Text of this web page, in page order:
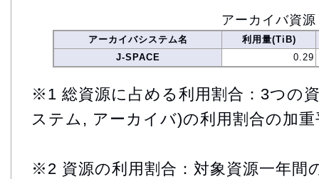
アーカイバ資源
アーカイバシステム名
利用量(TiB)
J-SPACE
0.29
※1 総資源に占める利用割合：3つの
ステム, アーカイバ)の利用割合の加重
※2 資源の利用割合：対象資源一年間